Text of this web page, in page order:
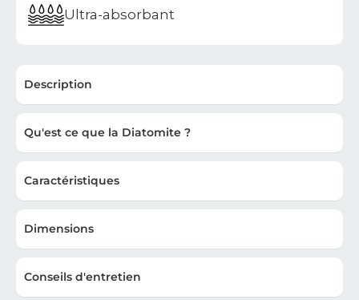
Ultra-absorbant
Description
Qu'est ce que la Diatomite ?
Caractéristiques
Dimensions
Conseils d'entretien